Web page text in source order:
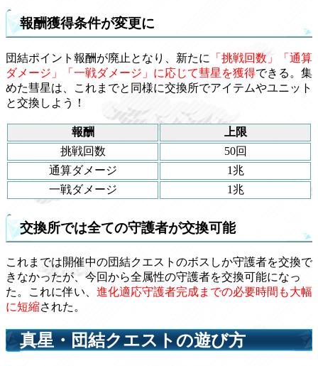
報酬獲得条件が変更に
団結ポイント報酬が廃止となり、新たに
「挑戦回数」「通算
ダメージ」「一戦ダメージ」に応じて彗星を獲得できる。集
めた彗星は、これまでと同様に交換所でアイテムやユニット
と交換しよう！
報酬
上限
挑戦回数
50回
通算ダメージ
1兆
一戦ダメージ
1兆
交換所では全ての守護者が交換可能
これまでは開催中の団結クエストのボスしか守護者を交換で
きなかったが、今回から全属性の守護者を交換可能になっ
た。これに伴い、 進化適応守護者完成までの必要時間も大幅
に短縮された。
真星・団結クエストの遊び方